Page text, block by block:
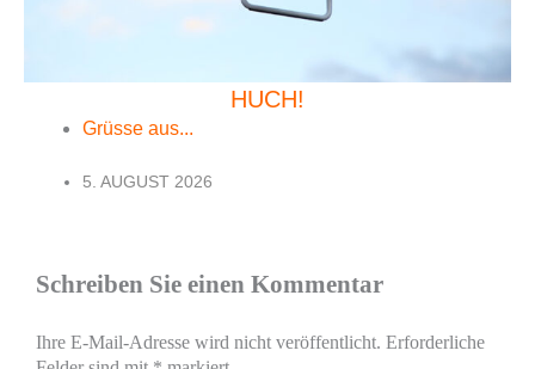
HUCH!
Grüsse aus...
5. AUGUST 2026
Schreiben Sie einen Kommentar
Ihre E-Mail-Adresse wird nicht veröffentlicht. Erforderliche